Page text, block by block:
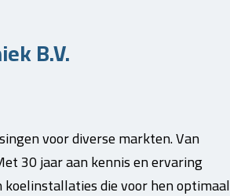
B.V.
voor diverse markten. Van
30 jaar aan kennis en ervaring
die voor hen optimaal